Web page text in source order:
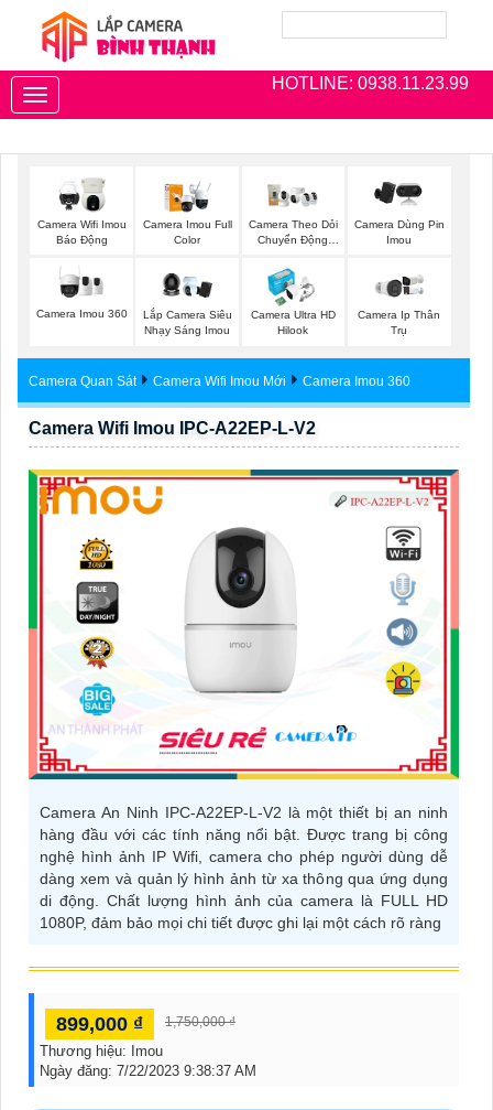
HOTLINE: 0938.11.23.99
Toggle
navigation
Camera Wifi Imou
Báo Động
Camera Imou Full
Color
Camera Theo Dỏi
Chuyển Động
Camera Dùng Pin
Imou
Camera Imou 360
Lắp Camera Siêu
Nhạy Sáng Imou
Camera Ultra HD
Hilook
Camera Ip Thân
Trụ
Camera Quan Sát Camera Wifi Imou Mới Camera Imou 360
Camera Wifi Imou IPC-A22EP-L-V2
Camera An Ninh IPC-A22EP-L-V2 là một thiết bị an ninh
hàng đầu với các tính năng nổi bật. Được trang bị công
nghệ hình ảnh IP Wifi, camera cho phép người dùng dễ
dàng xem và quản lý hình ảnh từ xa thông qua ứng dụng
di động. Chất lượng hình ảnh của camera là FULL HD
1080P, đảm bảo mọi chi tiết được ghi lại một cách rõ ràng
899,000 ₫ 1,750,000 ₫
Thương hiệu: Imou
Ngày đăng: 7/22/2023 9:38:37 AM